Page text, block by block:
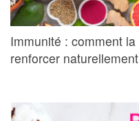
Immunité : comment la
renforcer naturellement